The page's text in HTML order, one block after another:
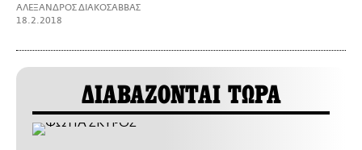
ΑΛΕΞΑΝΔΡΟΣ ΔΙΑΚΟΣΑΒΒΑΣ
18.2.2018
ΔΙΑΒΑΖΟΝΤΑΙ ΤΩΡΑ